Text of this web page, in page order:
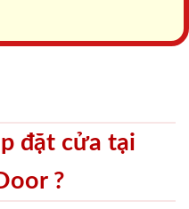
đặt cửa tại
?